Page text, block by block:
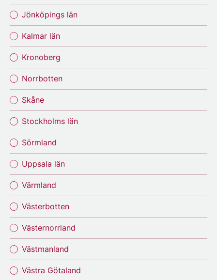
Jönköpings län
Kalmar län
Kronoberg
Norrbotten
Skåne
Stockholms län
Sörmland
Uppsala län
Värmland
Västerbotten
Västernorrland
Västmanland
Västra Götaland